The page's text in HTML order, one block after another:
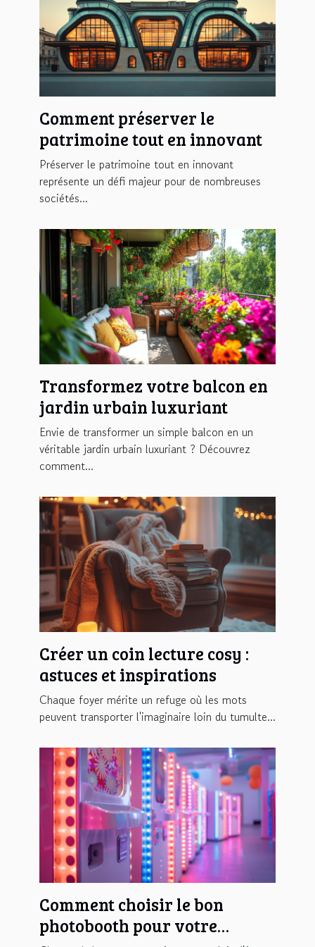
Comment préserver le
patrimoine tout en innovant
Préserver le patrimoine tout en innovant
représente un défi majeur pour de nombreuses
sociétés...
Transformez votre balcon en
jardin urbain luxuriant
Envie de transformer un simple balcon en un
véritable jardin urbain luxuriant ? Découvrez
comment...
Créer un coin lecture cosy :
astuces et inspirations
Chaque foyer mérite un refuge où les mots
peuvent transporter l'imaginaire loin du tumulte...
Comment choisir le bon
photobooth pour votre